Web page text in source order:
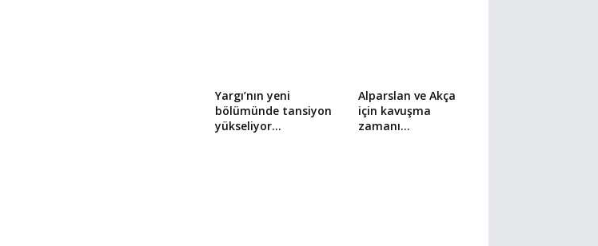
Yargı’nın yeni
bölümünde tansiyon
yükseliyor…
Alparslan ve Akça
için kavuşma
zamanı…